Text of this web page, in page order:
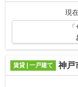
ります！こちらの物件は
現
賃貸 | 一戸建て 神戸